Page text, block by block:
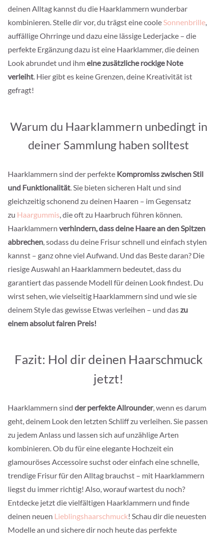
deinen Alltag kannst du die Haarklammern wunderbar
kombinieren. Stelle dir vor, du trägst eine cooleSonnenbrille,
auffällige Ohrringe und dazu eine lässige Lederjacke – die
perfekte Ergänzung dazu ist eine Haarklammer, die deinen
Look abrundet und ihmeine zusätzliche rockige Note
verleiht. Hier gibt es keine Grenzen, deine Kreativität ist
gefragt!
Warum du Haarklammern unbedingt in
deiner Sammlung haben solltest
Haarklammern sind der perfekte Kompromiss zwischen Stil
und Funktionalität. Sie bieten sicheren Halt und sind
gleichzeitig schonend zu deinen Haaren – im Gegensatz
zu Haargummis, die oft zu Haarbruch führen können.
Haarklammern verhindern, dass deine Haare an den Spitzen
abbrechen, sodass du deine Frisur schnell und einfach stylen
kannst – ganz ohne viel Aufwand. Und das Beste daran? Die
riesige Auswahl an Haarklammern bedeutet, dass du
garantiert das passende Modell für deinen Look findest. Du
wirst sehen, wie vielseitig Haarklammern sind und wie sie
deinem Style das gewisse Etwas verleihen – und daszu
einem absolut fairen Preis!
Fazit: Hol dir deinen Haarschmuck
jetzt!
Haarklammern sind der perfekte Allrounder, wenn es darum
geht, deinem Look den letzten Schliff zu verleihen. Sie passen
zu jedem Anlass und lassen sich auf unzählige Arten
kombinieren. Ob du für eine elegante Hochzeit ein
glamouröses Accessoire suchst oder einfach eine schnelle,
trendige Frisur für den Alltag brauchst – mit Haarklammern
liegst du immer richtig! Also, worauf wartest du noch?
Entdecke jetzt die vielfältigen Haarklammern und finde
deinen neuen Lieblingshaarschmuck! Schau dir die neuesten
Modelle an und sichere dir noch heute das perfekte